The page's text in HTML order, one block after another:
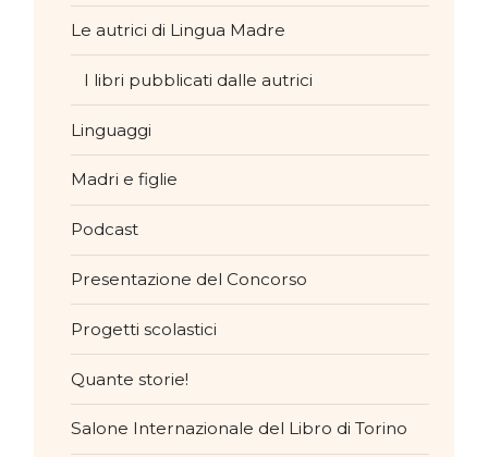
Le autrici di Lingua Madre
I libri pubblicati dalle autrici
Linguaggi
Madri e figlie
Podcast
Presentazione del Concorso
Progetti scolastici
Quante storie!
Salone Internazionale del Libro di Torino